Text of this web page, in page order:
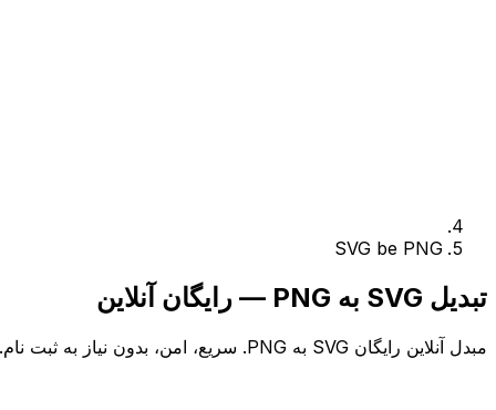
SVG be PNG
تبدیل SVG به PNG — رایگان آنلاین
مبدل آنلاین رایگان SVG به PNG. سریع، امن، بدون نیاز به ثبت نام.